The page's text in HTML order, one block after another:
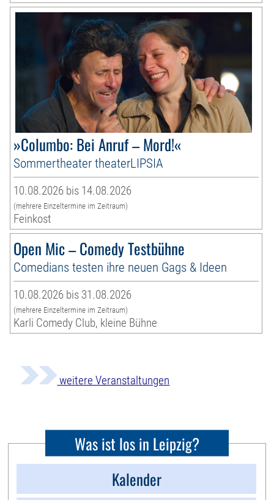
»Columbo: Bei Anruf – Mord!«
Sommertheater theaterLIPSIA
10.08.2026 bis 14.08.2026
(mehrere Einzeltermine im Zeitraum)
Feinkost
Open Mic – Comedy Testbühne
Comedians testen ihre neuen Gags & Ideen
10.08.2026 bis 31.08.2026
(mehrere Einzeltermine im Zeitraum)
Karli Comedy Club, kleine Bühne
weitere Veranstaltungen
Was ist los in Leipzig?
Kalender